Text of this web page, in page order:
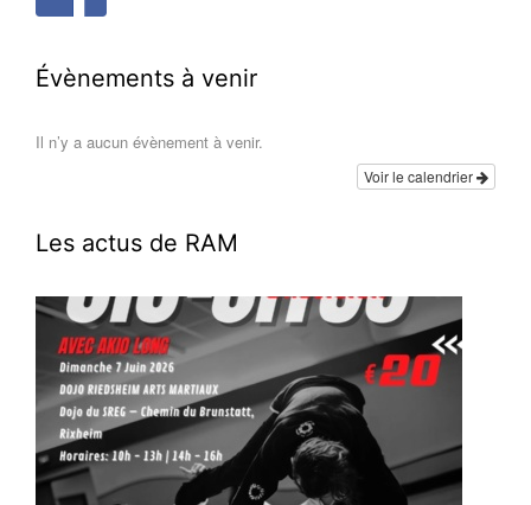
Évènements à venir
Il n’y a aucun évènement à venir.
Voir le calendrier
Les actus de RAM